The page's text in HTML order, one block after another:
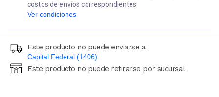
costos de envíos correspondientes
Ver condiciones
Este producto no puede enviarse a
Capital Federal (1406)
Ingresá código postal (sólo números)
Este producto no puede retirarse por sucursal